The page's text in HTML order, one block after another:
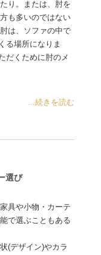
り。または、肘を
も多いのではない
は、ソファの中で
る場所になりま
だくために肘のメ
...続きを読む
選び
具や小物・カーテ
で選ぶこともある
(デザイン)やカラ